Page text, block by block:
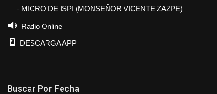
MICRO DE ISPI (MONSEÑOR VICENTE ZAZPE)
Radio Online
DESCARGA APP
Buscar Por Fecha